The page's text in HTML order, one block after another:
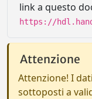
link a questo
https://
Attenzione
Attenzione! I
sottoposti a